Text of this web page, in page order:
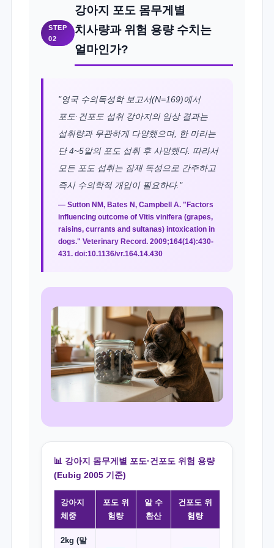
STEP
02
강아지 포도 몸무게별
치사량과 위험 용량 수치는
얼마인가?
"영국 수의독성학 보고서(N=169)에서
포도·건포도 섭취 강아지의 임상 결과는
섭취량과 무관하게 다양했으며, 한 마리는
단 4~5알의 포도 섭취 후 사망했다. 따라서
모든 포도 섭취는 잠재 독성으로 간주하고
즉시 수의학적 개입이 필요하다."
— Sutton NM, Bates N, Campbell A. "Factors
influencing outcome of Vitis vinifera (grapes,
raisins, currants and sultanas) intoxication in
dogs." Veterinary Record. 2009;164(14):430-
431. doi:10.1136/vr.164.14.430
📊 강아지 몸무게별 포도·건포도 위험 용량
(Eubig 2005 기준)
강아지
체중
포도 위
험량
알 수
환산
건포도 위
험량
2kg (말